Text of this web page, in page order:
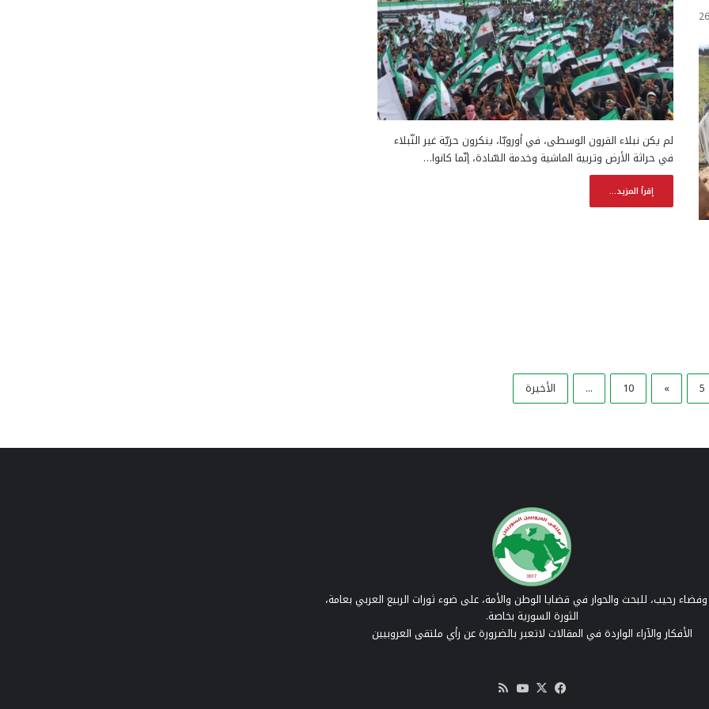
لم يكن نبلاء القرون الوسطى، في أوروبّا، ينكرون حريّة غير النّبلاء
في حراثة الأرض وتربية الماشية وخدمة السّادة، إنّما كانوا…
إقرأ المزيد...
5
»
10
... الأخيرة
رحيب، للبحث والحوار في قضايا الوطن والأمة، على ضوء ثورات الربيع العربي بعامة،
الثورة السورية بخاصة.
الأفكار والآراء الواردة في المقالات لاتعبر بالضرورة عن رأي ملتقى العروبيين
فيسبوك
‫X
‫YouTube